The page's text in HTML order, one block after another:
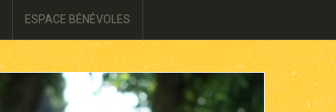
ESPACE BÉNÉVOLES